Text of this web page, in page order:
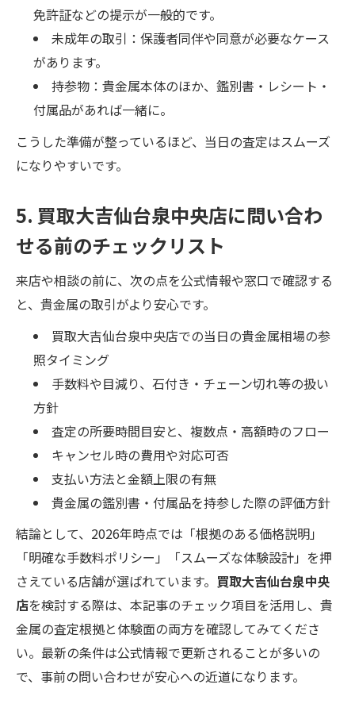
免許証などの提示が一般的です。
未成年の取引：保護者同伴や同意が必要なケース
があります。
持参物：貴金属本体のほか、鑑別書・レシート・
付属品があれば一緒に。
こうした準備が整っているほど、当日の査定はスムーズ
になりやすいです。
5. 買取大吉仙台泉中央店に問い合わ
せる前のチェックリスト
来店や相談の前に、次の点を公式情報や窓口で確認する
と、貴金属の取引がより安心です。
買取大吉仙台泉中央店での当日の貴金属相場の参
照タイミング
手数料や目減り、石付き・チェーン切れ等の扱い
方針
査定の所要時間目安と、複数点・高額時のフロー
キャンセル時の費用や対応可否
支払い方法と金額上限の有無
貴金属の鑑別書・付属品を持参した際の評価方針
結論として、2026年時点では「根拠のある価格説明」
「明確な手数料ポリシー」「スムーズな体験設計」を押
さえている店舗が選ばれています。 買取大吉仙台泉中央
店を検討する際は、本記事のチェック項目を活用し、貴
金属の査定根拠と体験面の両方を確認してみてくださ
い。最新の条件は公式情報で更新されることが多いの
で、事前の問い合わせが安心への近道になります。